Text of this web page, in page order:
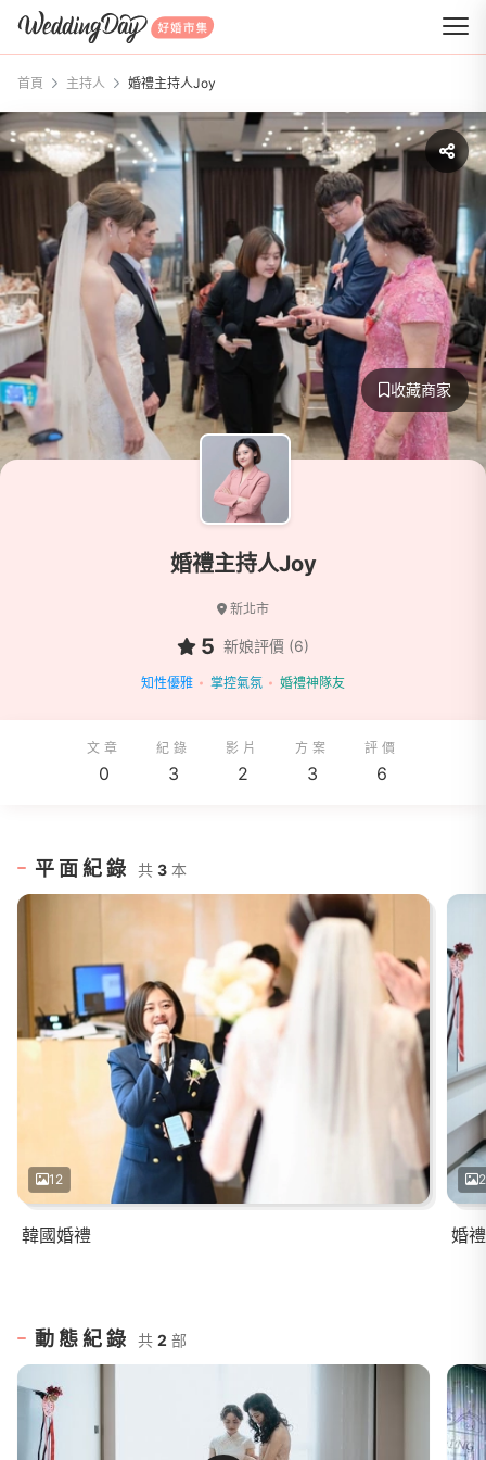
WeddingDay 好婚市集
首頁 主持人 婚禮主持人Joy
收藏商家
婚禮主持人Joy
新北市
5 新娘評價 (6)
知性優雅 掌控氣氛 婚禮神隊友
文章
0
紀錄
3
影片
2
方案
3
評價
6
平面紀錄 共 3 本
12
韓國婚禮 婚
動態紀錄 共 2 部